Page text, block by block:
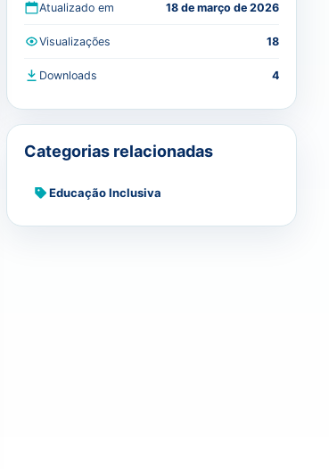
Atualizado em 18 de março de 2026
Visualizações 18
Downloads 4
Categorias relacionadas
Educação Inclusiva